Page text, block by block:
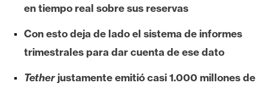
e
r
u
m
en tiempo real sobre sus reservas
Con esto deja de lado el sistema de informes
trimestrales para dar cuenta de ese dato
Tetherjustamente emitió casi 1.000 millones de